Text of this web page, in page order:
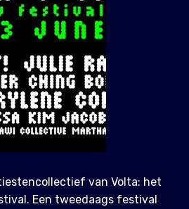
van Volta: het
Een tweedaags festival